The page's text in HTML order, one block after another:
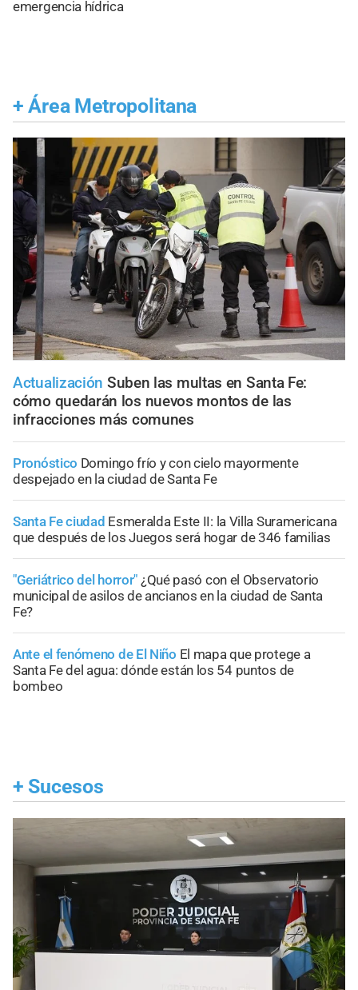
emergencia hídrica
+ Área Metropolitana
Actualización Suben las multas en Santa Fe:
cómo quedarán los nuevos montos de las
infracciones más comunes
Pronóstico Domingo frío y con cielo mayormente
despejado en la ciudad de Santa Fe
Santa Fe ciudad Esmeralda Este II: la Villa Suramericana
que después de los Juegos será hogar de 346 familias
"Geriátrico del horror" ¿Qué pasó con el Observatorio
municipal de asilos de ancianos en la ciudad de Santa
Fe?
Ante el fenómeno de El Niño El mapa que protege a
Santa Fe del agua: dónde están los 54 puntos de
bombeo
+ Sucesos